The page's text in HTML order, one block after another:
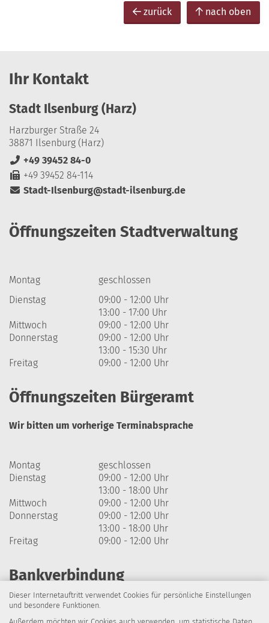
Dieser Internetauftritt verwendet Cookies für persönliche Einstellungen
und besondere Funktionen.
zurück nach oben
Ihr Kontakt
Stadt Ilsenburg (Harz)
Harzburger Straße 24
38871 Ilsenburg (Harz)
+49 39452 84-0
+49 39452 84-114
Stadt-Ilsenburg@stadt-ilsenburg.de
Öffnungszeiten Stadtverwaltung
Montag
geschlossen
Dienstag
09:00 - 12:00 Uhr
13:00 - 17:00 Uhr
Mittwoch
09:00 - 12:00 Uhr
Donnerstag
09:00 - 12:00 Uhr
13:00 - 15:30 Uhr
Freitag
09:00 - 12:00 Uhr
Öffnungszeiten Bürgeramt
Wir bitten um vorherige Terminabsprache
Montag
geschlossen
Dienstag
09:00 - 12:00 Uhr
13:00 - 18:00 Uhr
Mittwoch
09:00 - 12:00 Uhr
Donnerstag
09:00 - 12:00 Uhr
13:00 - 18:00 Uhr
Freitag
09:00 - 12:00 Uhr
Bankverbindung
Harzsparkasse